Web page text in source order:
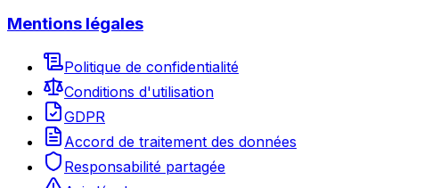
Mentions légales
Politique de confidentialité
Conditions d'utilisation
GDPR
Accord de traitement des données
Responsabilité partagée